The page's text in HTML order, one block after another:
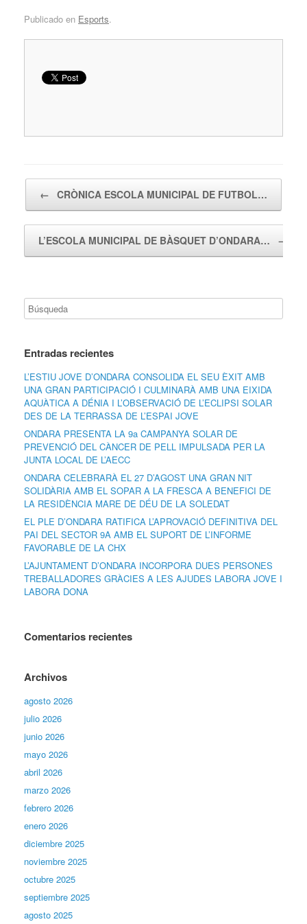
Publicado en Esports.
← CRÒNICA ESCOLA MUNICIPAL DE FUTBOL…
L’ESCOLA MUNICIPAL DE BÀSQUET D’ONDARA… →
Entradas recientes
L’ESTIU JOVE D’ONDARA CONSOLIDA EL SEU ÈXIT AMB
UNA GRAN PARTICIPACIÓ I CULMINARÀ AMB UNA EIXIDA
AQUÀTICA A DÉNIA I L’OBSERVACIÓ DE L’ECLIPSI SOLAR
DES DE LA TERRASSA DE L’ESPAI JOVE
ONDARA PRESENTA LA 9a CAMPANYA SOLAR DE
PREVENCIÓ DEL CÀNCER DE PELL IMPULSADA PER LA
JUNTA LOCAL DE L’AECC
ONDARA CELEBRARÀ EL 27 D’AGOST UNA GRAN NIT
SOLIDÀRIA AMB EL SOPAR A LA FRESCA A BENEFICI DE
LA RESIDÈNCIA MARE DE DÉU DE LA SOLEDAT
EL PLE D’ONDARA RATIFICA L’APROVACIÓ DEFINITIVA DEL
PAI DEL SECTOR 9A AMB EL SUPORT DE L’INFORME
FAVORABLE DE LA CHX
L’AJUNTAMENT D’ONDARA INCORPORA DUES PERSONES
TREBALLADORES GRÀCIES A LES AJUDES LABORA JOVE I
LABORA DONA
Comentarios recientes
Archivos
agosto 2026
julio 2026
junio 2026
mayo 2026
abril 2026
marzo 2026
febrero 2026
enero 2026
diciembre 2025
noviembre 2025
octubre 2025
septiembre 2025
agosto 2025